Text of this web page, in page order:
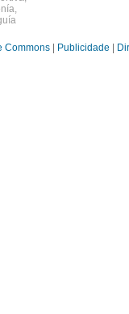
,
Commons Publicidade